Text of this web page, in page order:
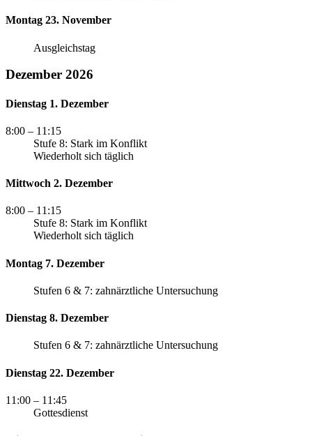
Montag 23. November
Ausgleichstag
Dezember 2026
Dienstag 1. Dezember
8:00 – 11:15
Stufe 8: Stark im Konflikt
Wiederholt sich täglich
Mittwoch 2. Dezember
8:00 – 11:15
Stufe 8: Stark im Konflikt
Wiederholt sich täglich
Montag 7. Dezember
Stufen 6 & 7: zahnärztliche Untersuchung
Dienstag 8. Dezember
Stufen 6 & 7: zahnärztliche Untersuchung
Dienstag 22. Dezember
11:00 – 11:45
Gottesdienst